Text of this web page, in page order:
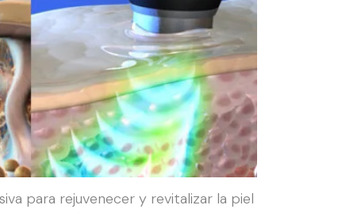
para rejuvenecer y revitalizar la piel